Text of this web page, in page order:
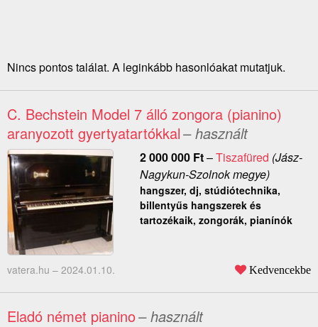
Nincs pontos találat. A leginkább hasonlóakat mutatjuk.
C. Bechstein Model 7 álló zongora (pianino)
aranyozott gyertyatartókkal– használt
2 000 000 Ft–Tiszafüred (Jász-
Nagykun-Szolnok megye)
hangszer, dj, stúdiótechnika,
billentyűs hangszerek és
tartozékaik, zongorák, pianínók
vatera.hu – 2024.01.10. Kedvencekbe
Eladó német pianino– használt